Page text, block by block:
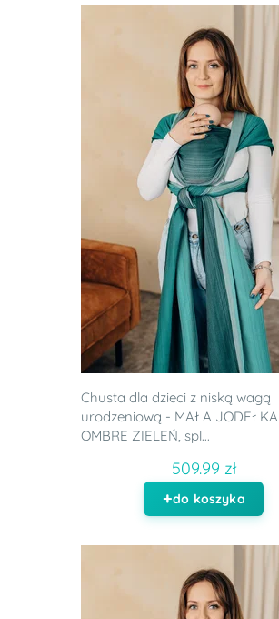
Chusta dla dzieci z niską wagą
urodzeniową - MAŁA JODEŁKA
OMBRE ZIELEŃ, spl...
509.99 zł
do koszyka